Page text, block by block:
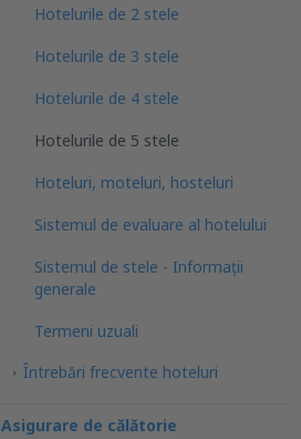
Hotelurile de 2 stele
Hotelurile de 3 stele
Hotelurile de 4 stele
Hotelurile de 5 stele
Hoteluri, moteluri, hosteluri
Sistemul de evaluare al hotelului
Sistemul de stele - Informații
generale
Termeni uzuali
Întrebări frecvente hoteluri
Asigurare de călătorie